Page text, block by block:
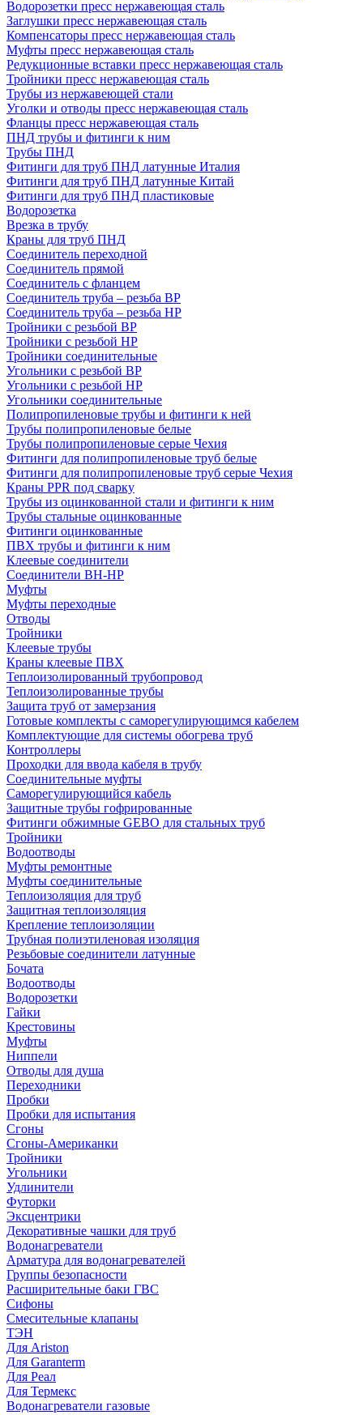
Водорозетки пресс нержавеющая сталь
Заглушки пресс нержавеющая сталь
Компенсаторы пресс нержавеющая сталь
Муфты пресс нержавеющая сталь
Редукционные вставки пресс нержавеющая сталь
Тройники пресс нержавеющая сталь
Трубы из нержавеющей стали
Уголки и отводы пресс нержавеющая сталь
Фланцы пресс нержавеющая сталь
ПНД трубы и фитинги к ним
Трубы ПНД
Фитинги для труб ПНД латунные Италия
Фитинги для труб ПНД латунные Китай
Фитинги для труб ПНД пластиковые
Водорозетка
Врезка в трубу
Краны для труб ПНД
Соединитель переходной
Соединитель прямой
Соединитель с фланцем
Соединитель труба – резьба ВР
Соединитель труба – резьба НР
Тройники с резьбой ВР
Тройники с резьбой НР
Тройники соединительные
Угольники с резьбой ВР
Угольники с резьбой НР
Угольники соединительные
Полипропиленовые трубы и фитинги к ней
Трубы полипропиленовые белые
Трубы полипропиленовые серые Чехия
Фитинги для полипропиленовые труб белые
Фитинги для полипропиленовые труб серые Чехия
Краны PPR под сварку
Трубы из оцинкованной стали и фитинги к ним
Трубы стальные оцинкованные
Фитинги оцинкованные
ПВХ трубы и фитинги к ним
Клеевые соединители
Соединители ВН-НР
Муфты
Муфты переходные
Отводы
Тройники
Клеевые трубы
Краны клеевые ПВХ
Теплоизолированный трубопровод
Теплоизолированные трубы
Защита труб от замерзания
Готовые комплекты с саморегулирующимся кабелем
Комплектующие для системы обогрева труб
Контроллеры
Проходки для ввода кабеля в трубу
Соединительные муфты
Саморегулирующийся кабель
Защитные трубы гофрированные
Фитинги обжимные GEBO для стальных труб
Тройники
Водоотводы
Муфты ремонтные
Муфты соединительные
Теплоизоляция для труб
Защитная теплоизоляция
Крепление теплоизоляции
Трубная полиэтиленовая изоляция
Резьбовые соединители латунные
Бочата
Водоотводы
Водорозетки
Гайки
Крестовины
Муфты
Ниппели
Отводы для душа
Переходники
Пробки
Пробки для испытания
Сгоны
Сгоны-Американки
Тройники
Угольники
Удлинители
Футорки
Эксцентрики
Декоративные чашки для труб
Водонагреватели
Арматура для водонагревателей
Группы безопасности
Расширительные баки ГВС
Сифоны
Смесительные клапаны
ТЭН
Для Ariston
Для Garanterm
Для Реал
Для Термекс
Водонагреватели газовые